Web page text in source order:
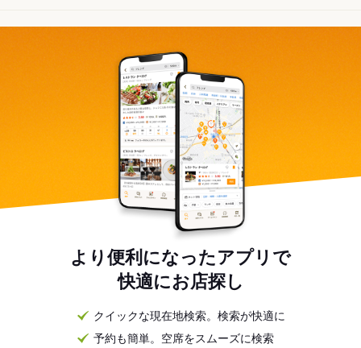
より便利になったアプリで
快適にお店探し
クイックな現在地検索。検索が快適に
予約も簡単。空席をスムーズに検索